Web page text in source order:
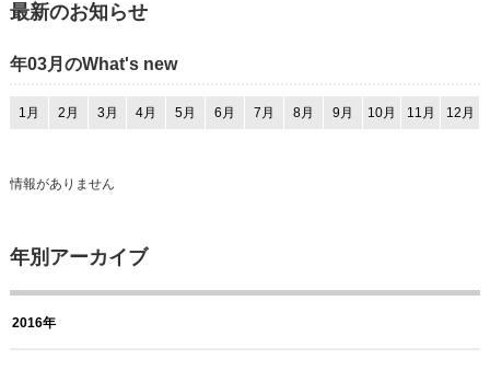
最新のお知らせ
年03月のWhat's new
1月 2月 3月 4月 5月 6月 7月 8月 9月 10月 11月 12月
情報がありません
年別アーカイブ
2016年